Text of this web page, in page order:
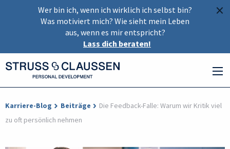
×
Wer bin ich, wenn ich wirklich ich selbst bin?
Was motiviert mich? Wie sieht mein Leben
aus, wenn es mir entspricht?
Lass dich beraten!
Karriere-Blog Beiträge
Die Feedback-Falle: Warum wir Kritik viel
zu oft persönlich nehmen